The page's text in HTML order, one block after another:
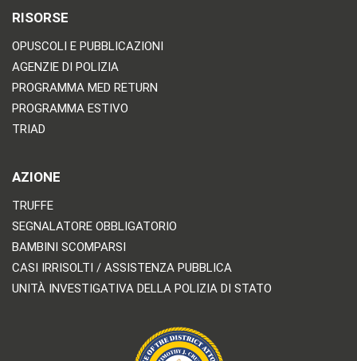
RISORSE
OPUSCOLI E PUBBLICAZIONI
AGENZIE DI POLIZIA
PROGRAMMA MED RETURN
PROGRAMMA ESTIVO
TRIAD
AZIONE
TRUFFE
SEGNALATORE OBBLIGATORIO
BAMBINI SCOMPARSI
CASI IRRISOLTI / ASSISTENZA PUBBLICA
UNITÀ INVESTIGATIVA DELLA POLIZIA DI STATO